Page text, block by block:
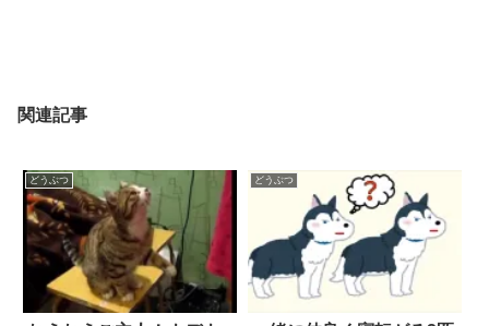
関連記事
どうぶつ どうぶつ